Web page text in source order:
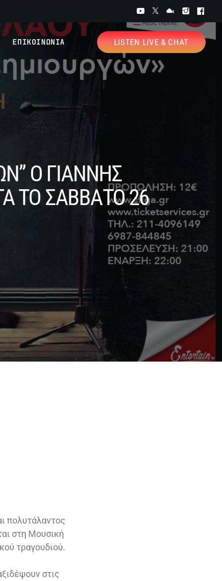
ΕΠΙΚΟΙΝΩΝΙΑ LISTEN LIVE & CHAT
Ο ΓΙΑΝΝΗΣ
ΤΟ ΣΑΒΒΑΤΟ 26
πολυτάλαντος
στη Μουσική
τραγουδιού.
στις